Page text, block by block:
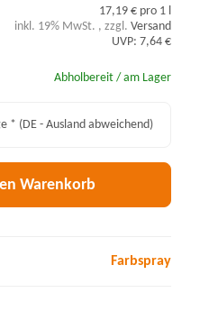
17,19 € pro 1 l
inkl. 19% MwSt. , zzgl. Versand
UVP: 7,64 €
Abholbereit / am Lager
* (DE - Ausland abweichend)
Warenkorb
Farbspray